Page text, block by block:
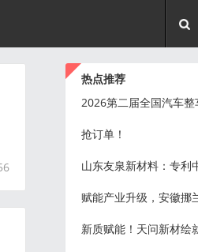
热点推荐
2026第二届全国汽车
抢订单！
山东友泉新材料：专利
赋能产业升级，安徽挪
新质赋能！天问新材绘